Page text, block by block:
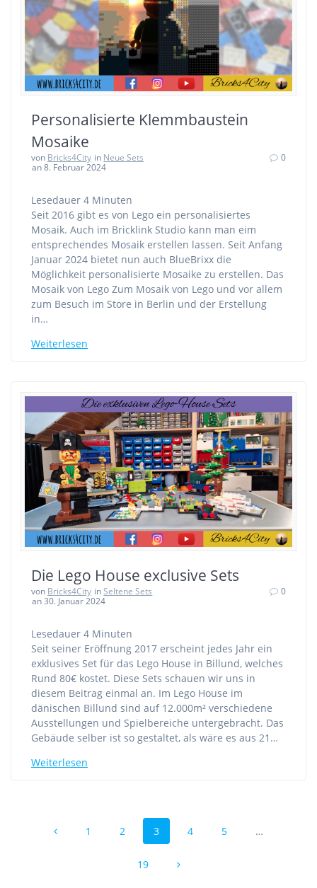
Personalisierte Klemmbaustein
Mosaike
von Bricks4City in Neue Sets
an 8. Februar 2024
0
Lesedauer 4 Minuten
Seit 2016 gibt es von Lego ein personalisiertes
Mosaik. Auch im Bricklink Studio kann man eim
entsprechendes Mosaik erstellen lassen. Seit Anfang
Januar 2024 bietet nun auch BlueBrixx die
Möglichkeit personalisierte Mosaike zu erstellen. Das
Mosaik von Lego Zum Mosaik von Lego und vor allem
zum Besuch im Store in Berlin und der Erstellung
in…
Weiterlesen
Die Lego House exclusive Sets
von Bricks4City inSeltene Sets
an 30. Januar 2024
0
Lesedauer 4 Minuten
Seit seiner Eröffnung 2017 erscheint jedes Jahr ein
exklusives Set für das Lego House in Billund, welches
Rund 80€ kostet. Diese Sets schauen wir uns in
diesem Beitrag einmal an. Im Lego House im
dänischen Billund sind auf 12.000m² verschiedene
Ausstellungen und Spielbereiche untergebracht. Das
Gebäude selber ist so gestaltet, als wäre es aus 21…
Weiterlesen
Beitragsnavigation
Seite
1 Seite
2 Seite
3 Seite
4 Seite
5 …
Seite
19